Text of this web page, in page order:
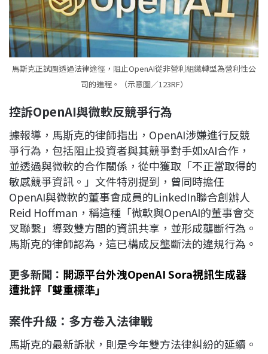
馬斯克正試圖透過法律途徑，阻止OpenAI從非營利組織轉型為營利性公
司的進程。（示意圖／123RF）
控訴OpenAI與微軟反競爭行為
據報導，馬斯克的律師指出，OpenAI涉嫌進行反競
爭行為，包括阻止投資者與其競爭對手如xAI合作，
並透過與微軟的合作關係，從中獲取「不正當取得的
敏感競爭資訊。」文件特別提到，曾同時擔任
OpenAI與微軟的董事會成員的LinkedIn聯合創辦人
Reid Hoffman，稱這種「微軟與OpenAI的董事會交
叉聯繫」導致雙方間的資訊共享，並形成壟斷行為。
馬斯克的律師認為，這已構成反壟斷法的違規行為。
更多新聞： 開源平台外洩OpenAI Sora視訊生成器
遭批評「雙重標準」
案件升級：多方卷入法律戰
馬斯克的最新訴狀，則是今年雙方法律糾紛的延續。